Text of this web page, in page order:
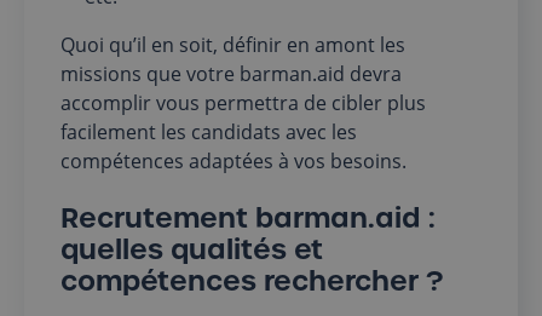
Quoi qu’il en soit, définir en amont les
missions que votre barman.aid devra
accomplir vous permettra de cibler plus
facilement les candidats avec les
compétences adaptées à vos besoins.
Recrutement barman.aid :
quelles qualités et
compétences rechercher ?